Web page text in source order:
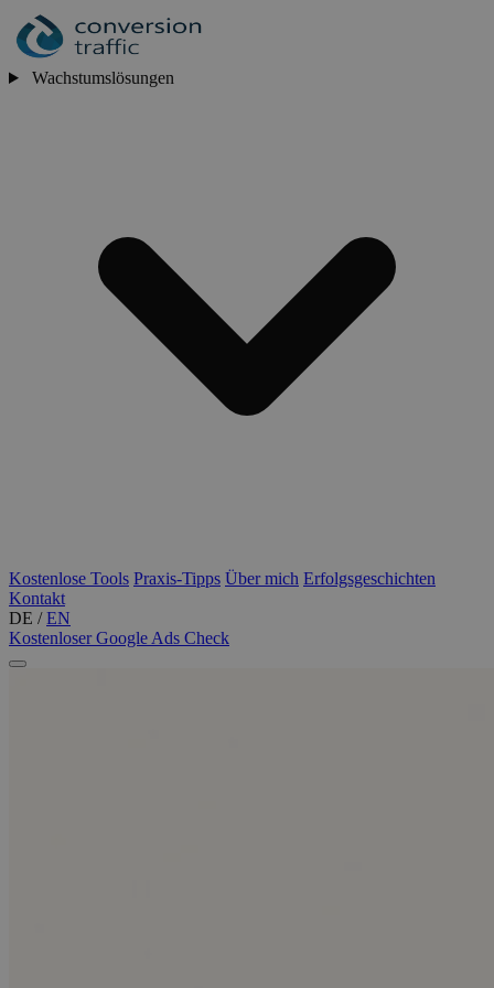
Wachstumslösungen
Kostenlose Tools Praxis-Tipps Über mich Erfolgsgeschichten
Kontakt
DE / EN
Kostenloser Google Ads Check